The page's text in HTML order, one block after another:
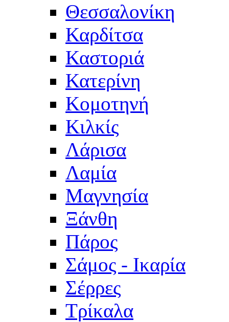
Θεσσαλονίκη
Καρδίτσα
Καστοριά
Κατερίνη
Κομοτηνή
Κιλκίς
Λάρισα
Λαμία
Μαγνησία
Ξάνθη
Πάρος
Σάμος - Ικαρία
Σέρρες
Τρίκαλα